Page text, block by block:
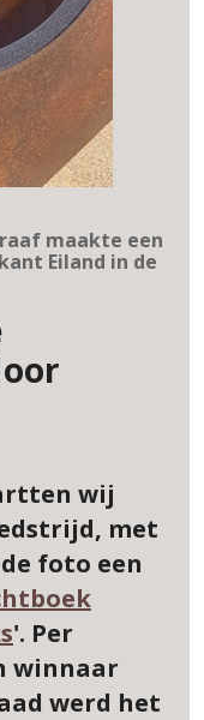
maakte een
Eiland in de
wij
met
foto een
'. Per
winnaar
werd het